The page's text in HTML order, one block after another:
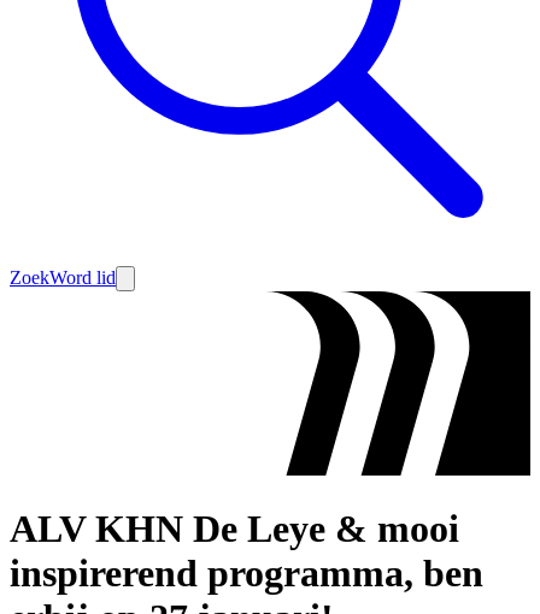
ZoekWord lid
ALV KHN De Leye & mooi
inspirerend programma, ben